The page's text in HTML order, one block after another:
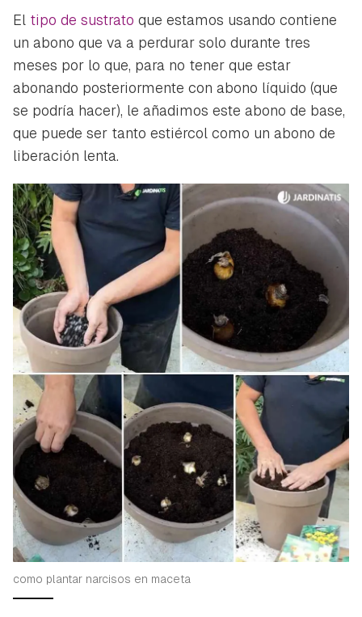
El tipo de sustrato que estamos usando contiene
un abono que va a perdurar solo durante tres
meses por lo que, para no tener que estar
abonando posteriormente con abono líquido (que
se podría hacer), le añadimos este abono de base,
que puede ser tanto estiércol como un abono de
liberación lenta.
como plantar narcisos en maceta